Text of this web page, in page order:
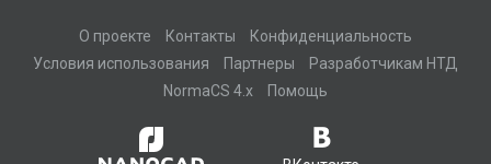
О проекте Контакты
Конфиденциальность
Условия использования
Партнеры
Разработчикам НТД
NormaCS 4.x
Помощь